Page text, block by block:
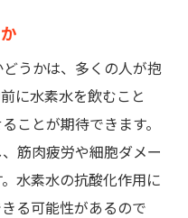
うかは、多くの人が抱
に水素水を飲むこと
ことが期待できます。
筋肉疲労や細胞ダメー
水素水の抗酸化作用に
る可能性があるので